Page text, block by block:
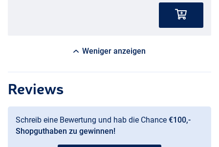
Weniger anzeigen
Reviews
Schreib eine Bewertung und hab die Chance €100,-
Shopguthaben zu gewinnen!